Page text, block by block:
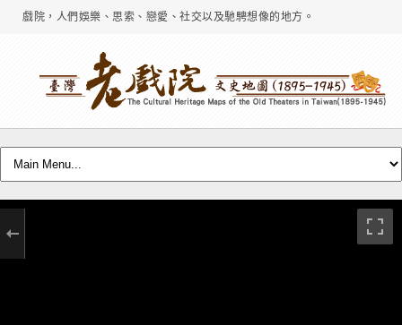
戲院，人們娛樂、思索、戀愛、社交以及馳騁想像的地方。